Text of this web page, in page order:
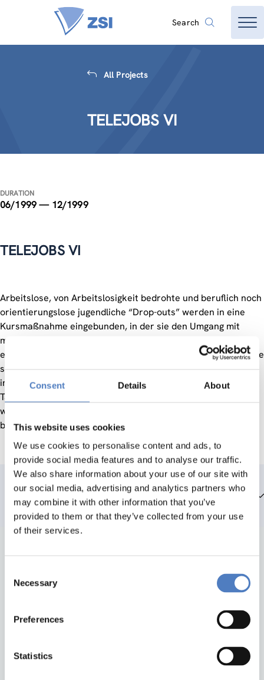
Consent Details About
This website uses cookies
We use cookies to personalise content and ads, to
provide social media features and to analyse our traffic.
We also share information about your use of our site with
our social media, advertising and analytics partners who
may combine it with other information that you’ve
provided to them or that they’ve collected from your use
of their services.
Selection
Necessary
Preferences
Statistics
Search
All Projects
TELEJOBS VI
DURATION
06/1999 — 12/1999
TELEJOBS VI
Arbeitslose, von Arbeitslosigkeit bedrohte und beruflich noch
orientierungslose jugendliche “Drop-outs” werden in eine
Kursmaßnahme eingebunden, in der sie den Umgang mit
modernen Informations- und Kommunikationstechnologien
erlernen und in ihrer persönlichen Entwicklung über intensive
sozialpädagogische Betreuung begleitet werden. Sie werden
insbesondere über vermittelte Trainee-Arbeitsplätze auf
Tätigkeiten im Dienstleistungsbereich vorbereitet und auch
während der Suche nach einem weiteren Arbeitsplatz
betreut.
Team members